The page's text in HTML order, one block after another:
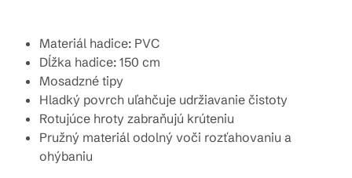
Materiál hadice: PVC
Dĺžka hadice: 150 cm
Mosadzné tipy
Hladký povrch uľahčuje udržiavanie čistoty
Rotujúce hroty zabraňujú krúteniu
Pružný materiál odolný voči rozťahovaniu a
ohýbaniu